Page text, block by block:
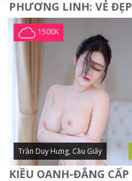
1500K
Trần Duy Hưng, Cầu Giấy